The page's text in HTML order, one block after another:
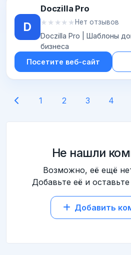
D
Doczilla Pro
★★★★★
★★★★★ Нет отзывов
Doczilla Pro | Шаблоны
бизнеса
Посетите веб-сайт
1 2 3 4
Не нашли
Возможно, её ещё
Добавьте её и
Добавить